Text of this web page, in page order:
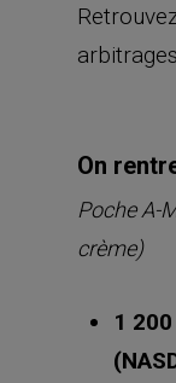
On
Poche A-
crème)
1